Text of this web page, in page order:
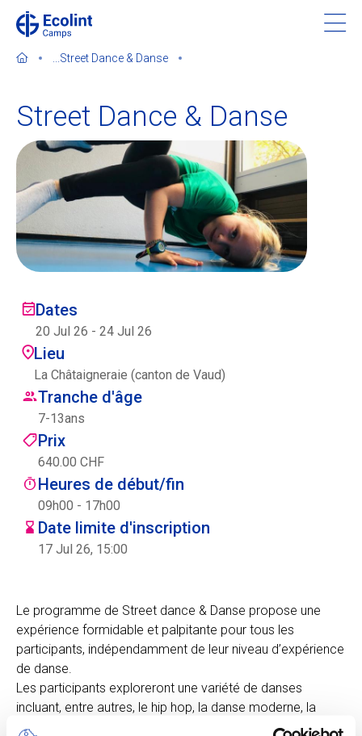
content
À propos de nos camps
Contactez-nous
Trouver un camp
Ecolint Camps
Centre des arts
Institute
Contact
Panier
ENFR
Street Dance & Danse
Street Dance & Danse
Dates
20 Jul 26 - 24 Jul 26
Lieu
La Châtaigneraie (canton de Vaud)
Tranche d'âge
7-13ans
Prix
640.00 CHF
Heures de début/fin
09h00 - 17h00
Date limite d'inscription
17 Jul 26, 15:00
Le programme de Street dance & Danse propose une
expérience formidable et palpitante pour tous les
participants, indépendamment de leur niveau d’expérience
de danse.
Les participants exploreront une variété de danses
incluant, entre autres, le hip hop, la danse moderne, la
Zumba et bien d’autres. Les élèves amélioreront leurs